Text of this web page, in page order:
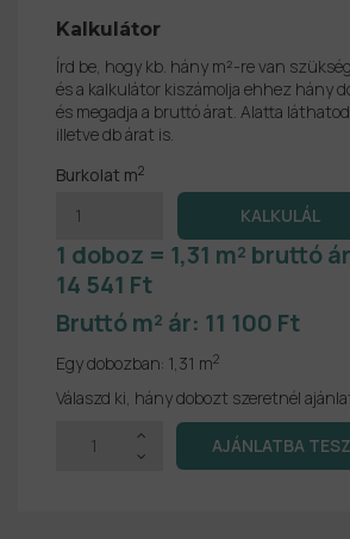
Kalkulátor
Írd be, hogy kb. hány m²-re van
és a kalkulátor kiszámolja ehhez hány
és megadja a bruttó árat. Alatta
illetve db árat is.
Burkolat m2
1 doboz = 1,31 m² bruttó
14 541 Ft
Bruttó m² ár: 11 100 Ft
Egy dobozban: 1,31 m2
Válaszd ki, hány dobozt szeretnél